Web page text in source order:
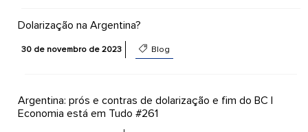
Dolarização na Argentina?
30 de novembro de 2023 Blog
Argentina: prós e contras de dolarização e fim do BC |
Economia está em Tudo #261